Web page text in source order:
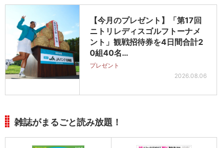
【今月のプレゼント】「第17回
ニトリレディスゴルフトーナメ
ント」観戦招待券を4日間合計2
0組40名…
プレゼント
2026.08.06
雑誌がまるごと読み放題！